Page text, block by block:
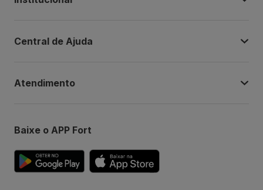
Central de Ajuda
Atendimento
Baixe o APP Fort